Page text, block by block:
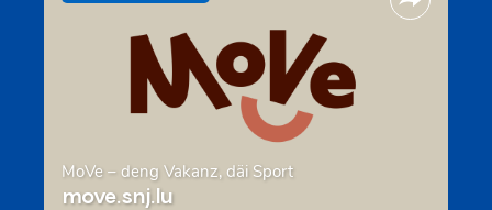
MoVe – deng Vakanz, däi Sport
move.snj.lu